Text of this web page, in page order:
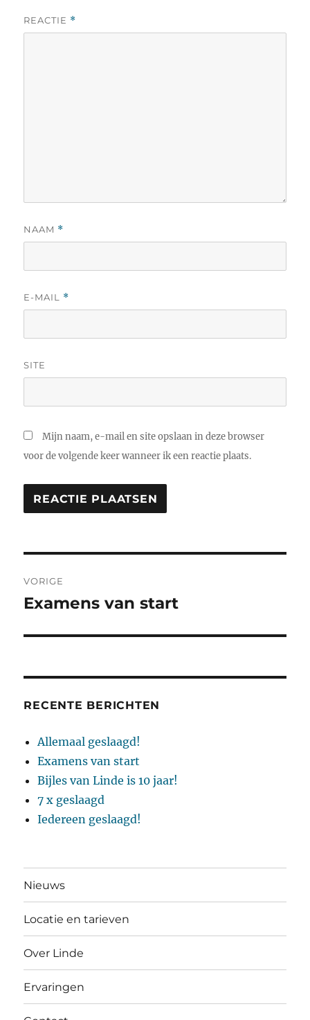
REACTIE *
NAAM *
E-MAIL *
SITE
Mijn naam, e-mail en site opslaan in deze browser
voor de volgende keer wanneer ik een reactie plaats.
navigatie
VORIGE
Vorig
Examens van start
RECENTE BERICHTEN
Allemaal geslaagd!
Examens van start
Bijles van Linde is 10 jaar!
7 x geslaagd
Iedereen geslaagd!
Nieuws
Locatie en tarieven
Over Linde
Ervaringen